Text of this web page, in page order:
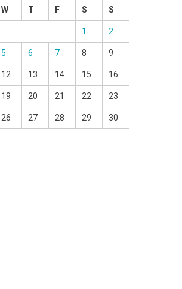
W T F S S
1 2
5 6 7 8 9
12 13 14 15 16
19 20 21 22 23
26 27 28 29 30